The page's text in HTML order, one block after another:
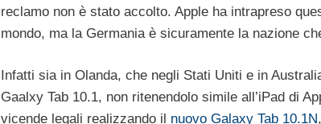
reclamo non è stato accolto. Apple ha intrapreso
mondo, ma la Germania è sicuramente la nazione
Infatti sia in Olanda, che negli Stati Uniti e in
Gaalxy Tab 10.1, non ritenendolo simile all’iPad di
vicende legali realizzando il nuovo Galaxy Tab 10.1N